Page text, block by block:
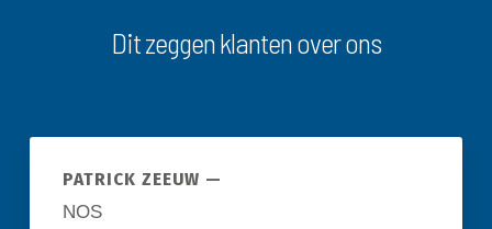
Dit zeggen klanten over ons
PATRICK ZEEUW —
NOS